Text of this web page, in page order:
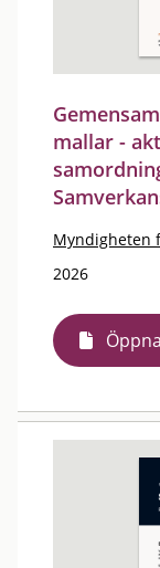
mallar -
Myndigheten
2026